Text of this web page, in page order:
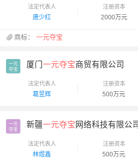
法定代表人
唐少红
注册资本
2000万元
商标：一元夺宝
一元
夺宝
厦门一元夺宝商贸有限公司
法定代表人
葛昱辉
注册资本
500万元
一元
夺宝
新疆一元夺宝 网络科技有限公司
法定代表人
林煜鑫
注册资本
500万元